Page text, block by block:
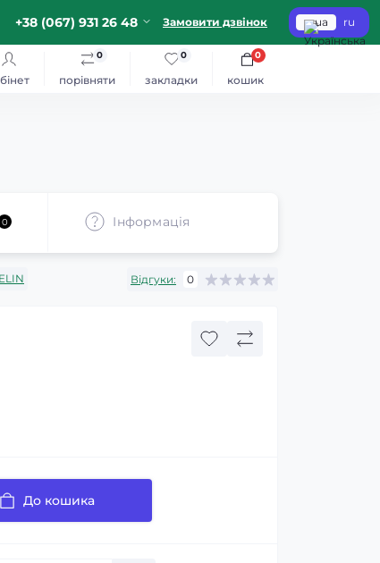
+38 (067) 931 26 48 Замовити дзвінок ua ru
порівняти
0
закладки
0
кошик
0
0 Iнформація
Відгуки: 0
До кошика